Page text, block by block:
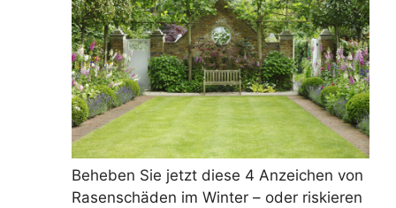
Beheben Sie jetzt diese 4 Anzeichen von
Rasenschäden im Winter – oder riskieren